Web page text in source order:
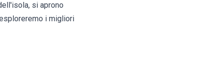
si aprono
i migliori